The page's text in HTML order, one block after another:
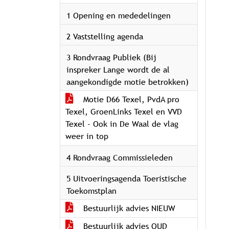
1 Opening en mededelingen
2 Vaststelling agenda
3 Rondvraag Publiek (Bij
inspreker Lange wordt de al
aangekondigde motie betrokken)
Motie D66 Texel, PvdA pro
Texel, GroenLinks Texel en VVD
Texel - Ook in De Waal de vlag
weer in top
4 Rondvraag Commissieleden
5 Uitvoeringsagenda Toeristische
Toekomstplan
Bestuurlijk advies NIEUW
Bestuurlijk advies OUD